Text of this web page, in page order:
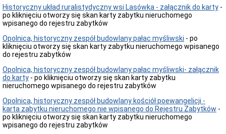
-
dni
wolne
pracy
Ogłoszenia-
Ogłoszenia
i
zawiadomienia
-
inne
sprawy
Aktualności
Historyczny układ ruralistydyczny wsi Lasówka - załącznik do karty -
po kliknięciu otworzy się skan karty zabytku nieruchomego
wpisanego do rejestru zabytków
Opolnica, historyczny zespół budowlany pałac myśliwski - po
kliknięciu otworzy się skan karty zabytku nieruchomego wpisanego
do rejestru zabytków
Opolnica, historyczny zespół budowlany pałac myśliwski- załącznik
do karty - po kliknięciu otworzy się skan karty zabytku
nieruchomego wpisanego do rejestru zabytków
Opolnica, historyczny zespół budowlany kościół poewangelicji -
karta zabytku nieruchomego nie wpisanego do Rejestru Zabytków -
po kliknięciu otworzy się skan karty zabytku nieruchomego
wpisanego do rejestru zabytków